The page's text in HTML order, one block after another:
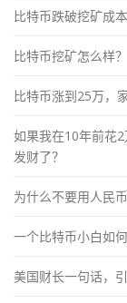
比特币跌破挖矿成
比特币挖矿怎么样？
比特币涨到25万，
如果我在10年前花
发财了？
为什么不要用人民
一个比特币小白如
美国财长一句话，